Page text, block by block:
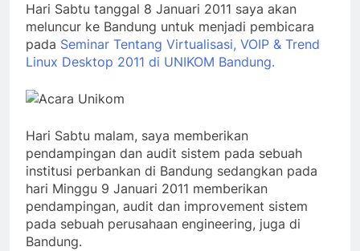
Hari Sabtu tanggal 8 Januari 2011 saya akan
meluncur ke Bandung untuk menjadi pembicara
pada Seminar Tentang Virtualisasi, VOIP & Trend
Linux Desktop 2011 di UNIKOM Bandung.
Hari Sabtu malam, saya memberikan
pendampingan dan audit sistem pada sebuah
institusi perbankan di Bandung sedangkan pada
hari Minggu 9 Januari 2011 memberikan
pendampingan, audit dan improvement sistem
pada sebuah perusahaan engineering, juga di
Bandung.